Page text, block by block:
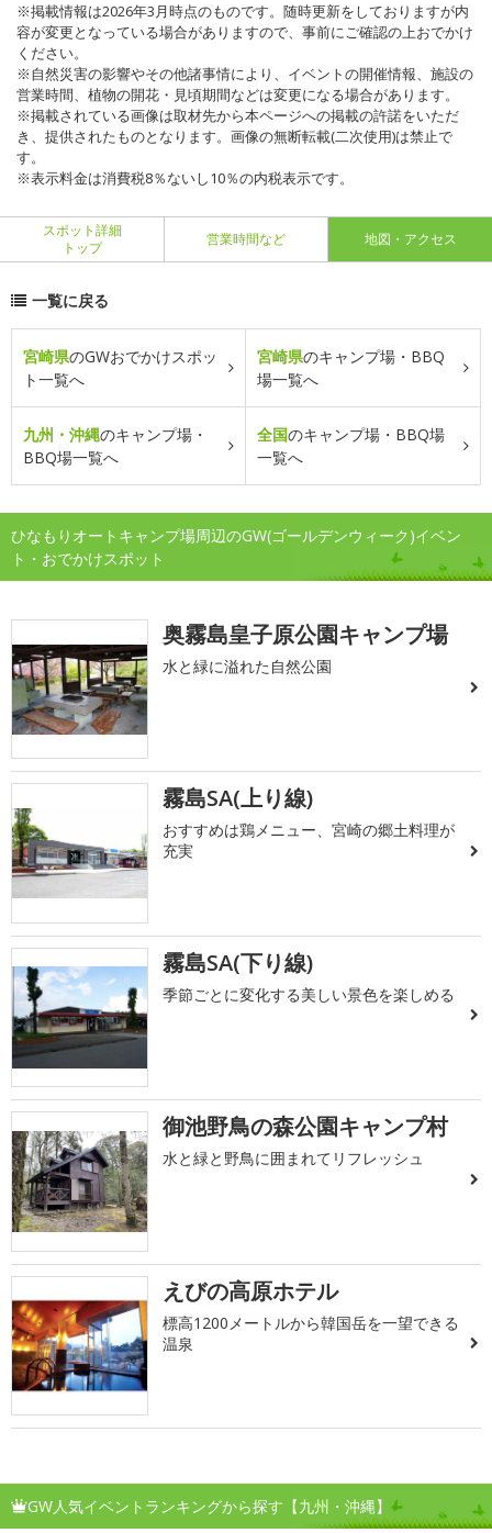
※掲載情報は2026年3月時点のものです。随時更新をしておりますが内
容が変更となっている場合がありますので、事前にご確認の上おでかけ
ください。
※自然災害の影響やその他諸事情により、イベントの開催情報、施設の
営業時間、植物の開花・見頃期間などは変更になる場合があります。
※掲載されている画像は取材先から本ページへの掲載の許諾をいただ
き、提供されたものとなります。画像の無断転載(二次使用)は禁止で
す。
※表示料金は消費税8％ないし10％の内税表示です。
スポット詳細
トップ
営業時間など 地図・アクセス
一覧に戻る
宮崎県のGWおでかけスポッ
ト一覧へ
宮崎県のキャンプ場・BBQ
場一覧へ
九州・沖縄のキャンプ場・
BBQ場一覧へ
全国のキャンプ場・BBQ場
一覧へ
ひなもりオートキャンプ場周辺のGW(ゴールデンウィーク)イベン
ト・おでかけスポット
奥霧島皇子原公園キャンプ場
水と緑に溢れた自然公園
霧島SA(上り線)
おすすめは鶏メニュー、宮崎の郷土料理が
充実
霧島SA(下り線)
季節ごとに変化する美しい景色を楽しめる
御池野鳥の森公園キャンプ村
水と緑と野鳥に囲まれてリフレッシュ
えびの高原ホテル
標高1200メートルから韓国岳を一望できる
温泉
GW人気イベントランキングから探す【九州・沖縄】